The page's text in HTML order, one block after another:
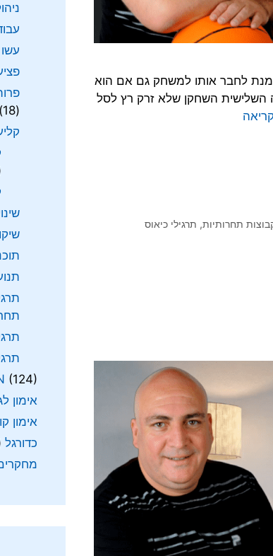
מנת לחבר אותו למשחק גם אם הוא
לכל זוג כדור זורקים לסירוגין 3 זריקות, בזריקה השלישית השחקן שלא זרק רץ לסל
תחרותיות, תרגילי כיאוס
(18)
(124)
אימון
אימון
כדורגל